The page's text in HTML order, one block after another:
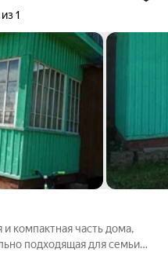
1
компактная часть дома,
подходящая для семьи